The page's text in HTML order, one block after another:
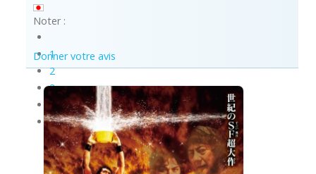
Noter :
1
2
3
4
5
Donner votre avis